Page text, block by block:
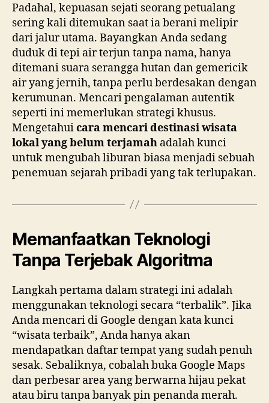
Padahal, kepuasan sejati seorang petualang
sering kali ditemukan saat ia berani melipir
dari jalur utama. Bayangkan Anda sedang
duduk di tepi air terjun tanpa nama, hanya
ditemani suara serangga hutan dan gemericik
air yang jernih, tanpa perlu berdesakan dengan
kerumunan. Mencari pengalaman autentik
seperti ini memerlukan strategi khusus.
Mengetahuicara mencari destinasi wisata
lokal yang belum terjamah adalah kunci
untuk mengubah liburan biasa menjadi sebuah
penemuan sejarah pribadi yang tak terlupakan.
Memanfaatkan Teknologi
Tanpa Terjebak Algoritma
Langkah pertama dalam strategi ini adalah
menggunakan teknologi secara “terbalik”. Jika
Anda mencari di Google dengan kata kunci
“wisata terbaik”, Anda hanya akan
mendapatkan daftar tempat yang sudah penuh
sesak. Sebaliknya, cobalah buka Google Maps
dan perbesar area yang berwarna hijau pekat
atau biru tanpa banyak pin penanda merah.